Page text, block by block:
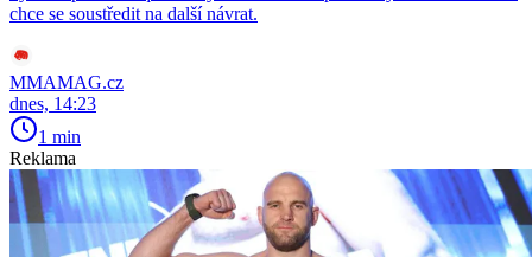
chce se soustředit na další návrat.
MMAMAG.cz
dnes, 14:23
1 min
Reklama